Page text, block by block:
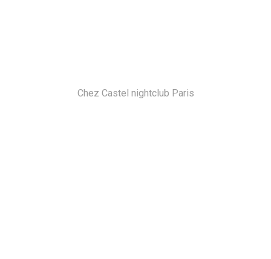
Chez Castel nightclub Paris